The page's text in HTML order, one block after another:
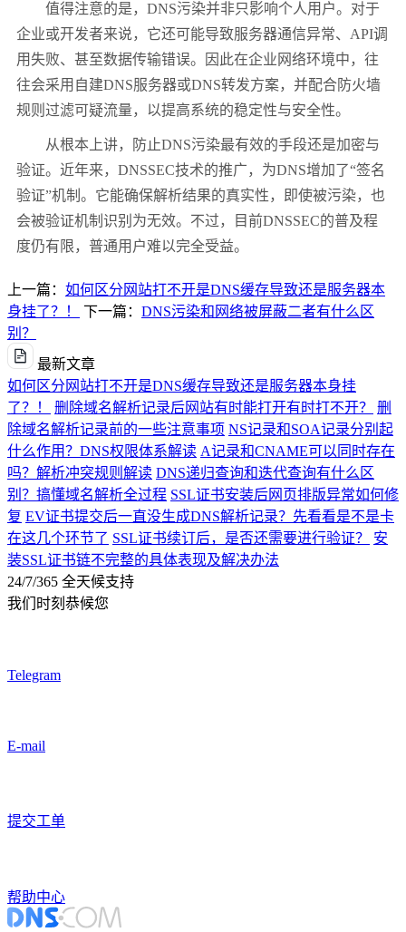
值得注意的是，DNS污染并非只影响个人用户。对于
企业或开发者来说，它还可能导致服务器通信异常、API调
用失败、甚至数据传输错误。因此在企业网络环境中，往
往会采用自建DNS服务器或DNS转发方案，并配合防火墙
规则过滤可疑流量，以提高系统的稳定性与安全性。
从根本上讲，防止DNS污染最有效的手段还是加密与
验证。近年来，DNSSEC技术的推广，为DNS增加了“签名
验证”机制。它能确保解析结果的真实性，即使被污染，也
会被验证机制识别为无效。不过，目前DNSSEC的普及程
度仍有限，普通用户难以完全受益。
上一篇： 如何区分网站打不开是DNS缓存导致还是服务器本
身挂了？！
下一篇： DNS污染和网络被屏蔽二者有什么区
别？
最新文章
如何区分网站打不开是DNS缓存导致还是服务器本身挂
了？！
删除域名解析记录后网站有时能打开有时打不开？
删
除域名解析记录前的一些注意事项 NS记录和SOA记录分别起
什么作用？DNS权限体系解读 A记录和CNAME可以同时存在
吗？解析冲突规则解读 DNS递归查询和迭代查询有什么区
别？搞懂域名解析全过程 SSL证书安装后网页排版异常如何修
复 EV证书提交后一直没生成DNS解析记录？先看看是不是卡
在这几个环节了 SSL证书续订后，是否还需要进行验证？
安
装SSL证书链不完整的具体表现及解决办法
24/7/365 全天候支持
我们时刻恭候您
Telegram
E-mail
提交工单
帮助中心